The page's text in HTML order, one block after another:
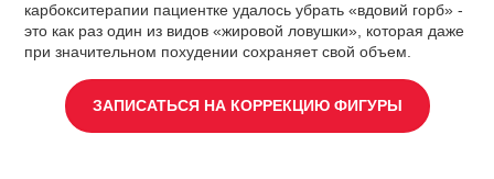
карбокситерапии пациентке удалось убрать «вдовий горб» -
это как раз один из видов «жировой ловушки», которая даже
при значительном похудении сохраняет свой объем.
ЗАПИСАТЬСЯ НА КОРРЕКЦИЮ ФИГУРЫ